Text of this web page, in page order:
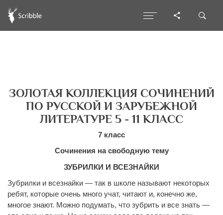
ЗОЛОТАЯ КОЛЛЕКЦИЯ СОЧИНЕНИЙ
ПО РУССКОЙ И ЗАРУБЕЖНОЙ
ЛИТЕРАТУРЕ 5 - 11 КЛАСС
7 класс
Сочинения на свободную тему
ЗУБРИЛКИ И ВСЕЗНАЙКИ
Зубрилки и всезнайки — так в школе называют некоторых
ребят, которые очень много учат, читают и, конечно же,
многое знают. Можно подумать, что зубрить и все знать —